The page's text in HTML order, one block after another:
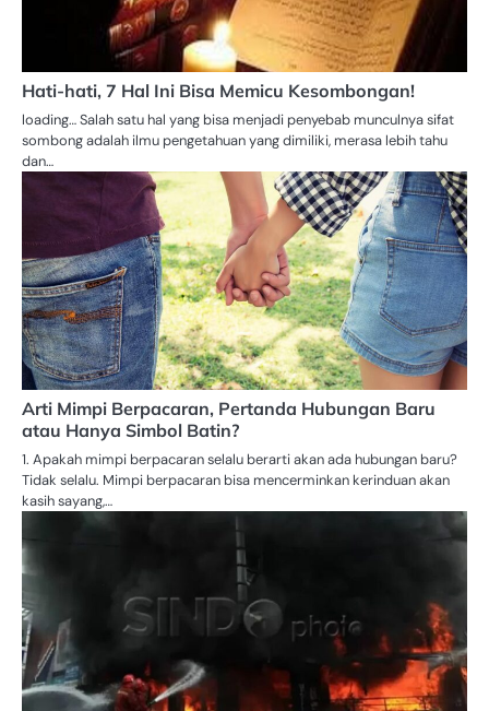
Hati-hati, 7 Hal Ini Bisa Memicu Kesombongan!
loading… Salah satu hal yang bisa menjadi penyebab munculnya sifat
sombong adalah ilmu pengetahuan yang dimiliki, merasa lebih tahu
dan…
Arti Mimpi Berpacaran, Pertanda Hubungan Baru
atau Hanya Simbol Batin?
1. Apakah mimpi berpacaran selalu berarti akan ada hubungan baru?
Tidak selalu. Mimpi berpacaran bisa mencerminkan kerinduan akan
kasih sayang,…